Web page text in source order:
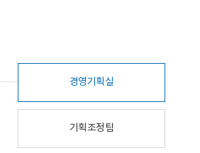
경영기획실
기획조정팀